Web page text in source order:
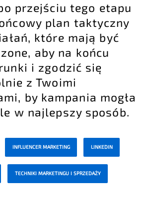
przejściu tego etapu
plan taktyczny
które mają być
aby na końcu
i zgodzić się
z Twoimi
by kampania mogła
w najlepszy sposób.
INFLUENCER MARKETING LINKEDIN
TECHNIKI MARKETINGU I SPRZEDAŻY